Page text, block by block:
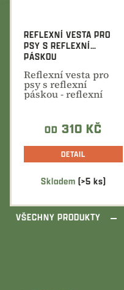
Průměrné
produktu
je
Skladem (>5 ks)
REFLEXNÍ VESTA PRO
PSY S REFLEXNÍ
PÁSKOU
Reflexní vesta pro
psy s reflexní
páskou - reflexní
pásek má
OD 310 KČ
DETAIL
VŠECHNY PRODUKTY